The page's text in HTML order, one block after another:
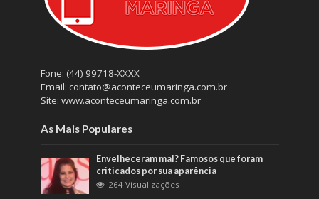
Fone: (44) 99718-XXXX
Email: contato@aconteceumaringa.com.br
Site: www.aconteceumaringa.com.br
As Mais Populares
Envelheceram mal? Famosos que foram
criticados por sua aparência
264 Visualizações